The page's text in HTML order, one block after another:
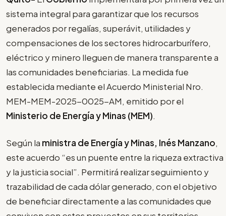
sistema integral para garantizar que los recursos
generados por regalías, superávit, utilidades y
compensaciones de los sectores hidrocarburífero,
eléctrico y minero lleguen de manera transparente a
las comunidades beneficiarias. La medida fue
establecida mediante el Acuerdo Ministerial Nro.
MEM-MEM-2025-0025-AM, emitido por el
Ministerio de Energía y Minas (MEM).
Según la ministra de Energía y Minas, Inés Manzano,
este acuerdo “es un puente entre la riqueza extractiva
y la justicia social”. Permitirá realizar seguimiento y
trazabilidad de cada dólar generado, con el objetivo
de beneficiar directamente a las comunidades que